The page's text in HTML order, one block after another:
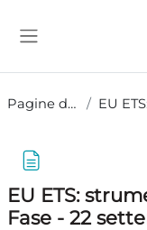
Pagine del sito
EU ETS:
Fase - 22